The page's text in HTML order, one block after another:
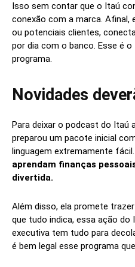
Isso sem contar que o Itaú
conexão com a marca. Afinal,
ou potenciais clientes,
por dia com o banco. Esse é
programa.
Novidades
Para deixar o podcast do Itaú
preparou um pacote inicial
linguagem extremamente fácil.
aprendam finanças
divertida.
Além disso, ela promete
que tudo indica, essa ação
executiva tem tudo para
é bem legal esse programa